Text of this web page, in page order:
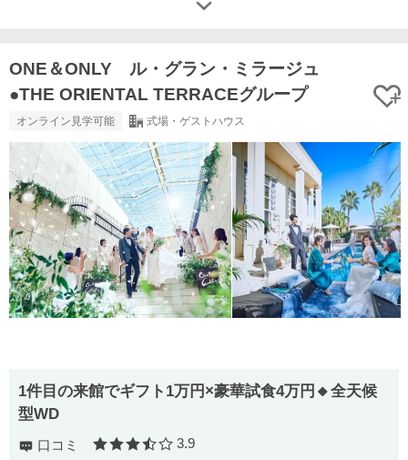
ONE＆ONLY ル・グラン・ミラージュ
●THE ORIENTAL TERRACEグループ
オンライン見学可能 式場・ゲストハウス
1件目の来館でギフト1万円×豪華試食4万円🔸全天候
型WD
口コミ 口コミ評価
3.9